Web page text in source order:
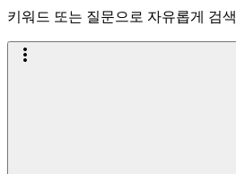
키워드 또는 질문으로 자유롭게 검색